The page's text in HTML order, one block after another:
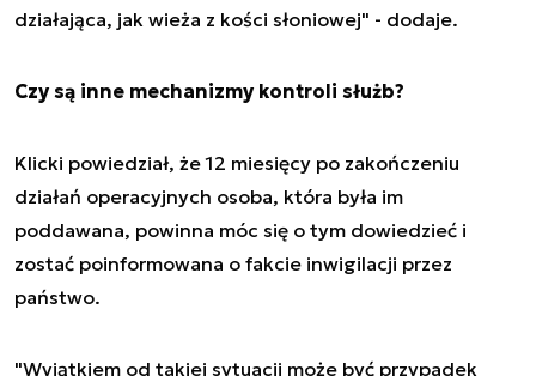
działająca, jak wieża z kości słoniowej" - dodaje.
Czy są inne mechanizmy kontroli służb?
Klicki powiedział, że 12 miesięcy po zakończeniu
działań operacyjnych osoba, która była im
poddawana, powinna móc się o tym dowiedzieć i
zostać poinformowana o fakcie inwigilacji przez
państwo.
"Wyjątkiem od takiej sytuacji może być przypadek